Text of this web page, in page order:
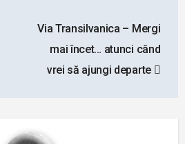
Via Transilvanica – Mergi
mai încet… atunci când
vrei să ajungi departe